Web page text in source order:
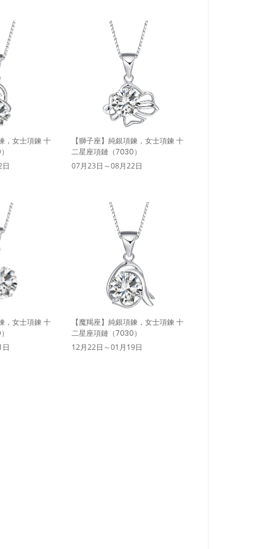
，女士項鍊 十
【獅子座】純銀項鍊，女士項鍊 十
二星座項鏈（7030）
07月23日～08月22日
，女士項鍊 十
【魔羯座】純銀項鍊，女士項鍊 十
二星座項鏈（7030）
12月22日～01月19日